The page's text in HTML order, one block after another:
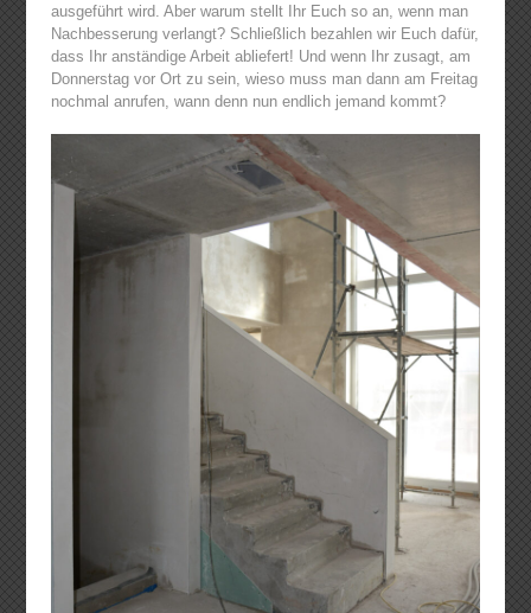
ausgeführt wird. Aber warum stellt Ihr Euch so an, wenn man
Nachbesserung verlangt? Schließlich bezahlen wir Euch dafür,
dass Ihr anständige Arbeit abliefert! Und wenn Ihr zusagt, am
Donnerstag vor Ort zu sein, wieso muss man dann am Freitag
nochmal anrufen, wann denn nun endlich jemand kommt?